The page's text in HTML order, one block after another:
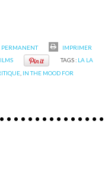
PERMANENT
IMPRIMER
TAGS : LA LA
IN THE MOOD FOR